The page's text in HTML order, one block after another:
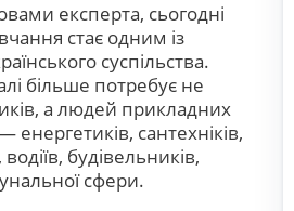
експерта, сьогодні
стає одним із
суспільства.
більше потребує не
а людей прикладних
енергетиків, сантехніків,
будівельників,
сфери.